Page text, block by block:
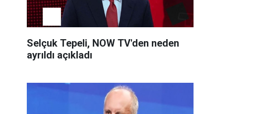
Selçuk Tepeli, NOW TV'den neden
ayrıldı açıkladı